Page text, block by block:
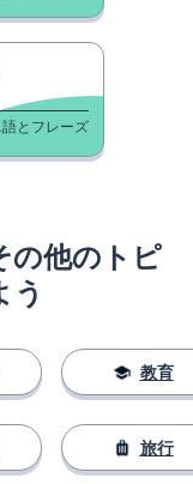
とフレーズ
の他のトピ
う
教育
旅行